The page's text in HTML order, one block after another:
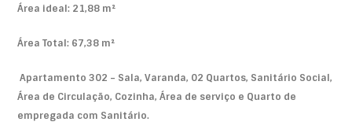
Área ideal: 21,88 m²
Área Total: 67,38 m²
Apartamento 302 – Sala, Varanda, 02 Quartos, Sanitário Social,
Área de Circulação, Cozinha, Área de serviço e Quarto de
empregada com Sanitário.